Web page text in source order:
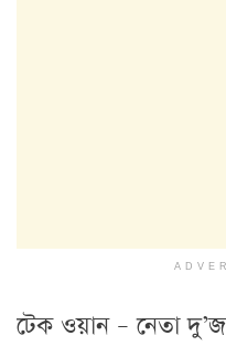
টেক ওয়ান – নেতা